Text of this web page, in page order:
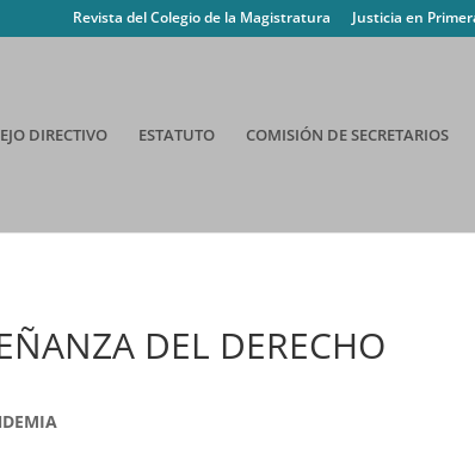
Revista del Colegio de la Magistratura Justicia en
DIRECTIVO ESTATUTO COMISIÓN DE SECRETARIOS
DEL DERECHO